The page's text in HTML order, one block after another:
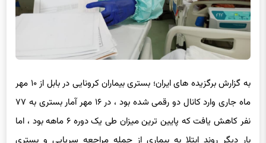
ماه جاری وارد کانال دو رقمی شده بود ، در ۱۶ مهر آمار بستری به ۷۷
نفر کاهش یافت که پایین ترین میزان طی یک دوره ۶ ماهه بود ، اما
بار دیگر روند ابتلا به بیماری از جمله مراجعه سرپایی و بستری